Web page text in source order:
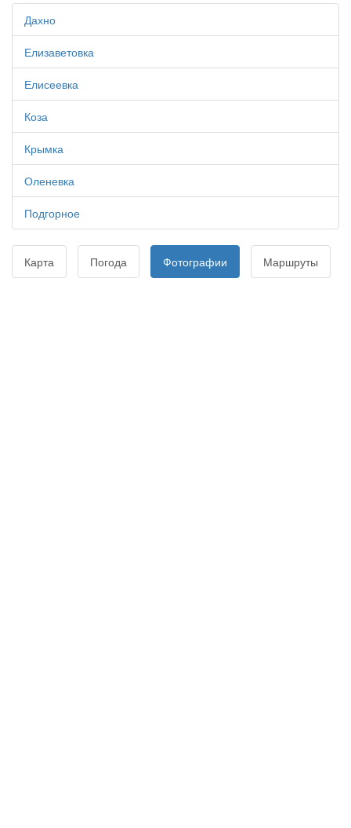
Дахно
Елизаветовка
Елисеевка
Коза
Крымка
Оленевка
Подгорное
Карта Погода Фотографии Маршруты